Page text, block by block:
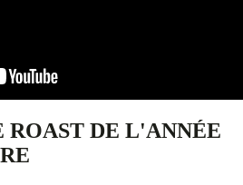
ROAST DE L'ANNÉE